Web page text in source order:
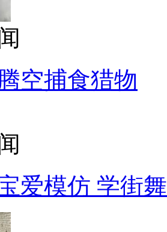
空捕食猎物
爱模仿 学街